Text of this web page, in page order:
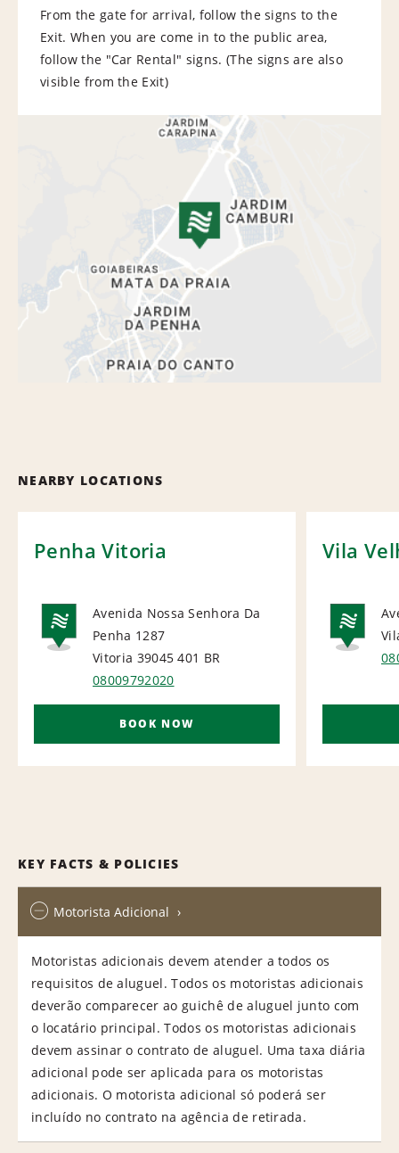
From the gate for arrival, follow the signs to the
Exit. When you are come in to the public area,
follow the "Car Rental" signs. (The signs are also
visible from the Exit)
NEARBY LOCATIONS
Penha Vitoria
NATIONAL
Avenida Nossa Senhora Da
Penha 1287
Vitoria 39045 401 BR
08009792020
BOOK NOW
Vila
KEY FACTS & POLICIES
Motorista Adicional
Motoristas adicionais devem atender a todos os
requisitos de aluguel. Todos os motoristas adicionais
deverão comparecer ao guichê de aluguel junto com
o locatário principal. Todos os motoristas adicionais
devem assinar o contrato de aluguel. Uma taxa diária
adicional pode ser aplicada para os motoristas
adicionais. O motorista adicional só poderá ser
incluído no contrato na agência de retirada.